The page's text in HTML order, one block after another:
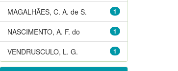
1
MAGALHÃES, C. A. de S.
1
NASCIMENTO, A. F. do
1
VENDRUSCULO, L. G.